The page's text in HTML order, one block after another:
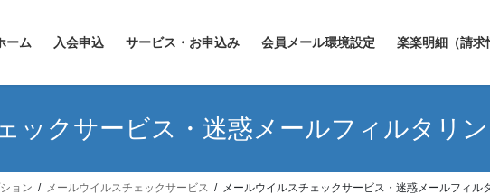
ーム 入会申込 サービス・お申込み 会員メール環境設定 楽楽明細（請求
ックサービス・迷惑メールフィルタリ
ョン メールウイルスチェックサービス メールウイルスチェックサービス・迷惑メールフィル